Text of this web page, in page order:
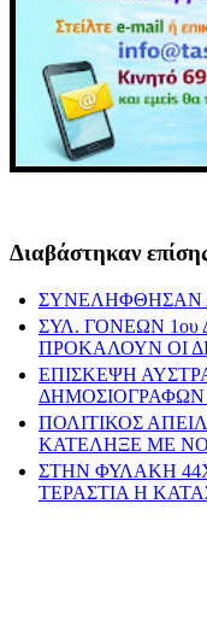
Διαβάστηκαν
ΣΥΝΕΛΗΦΘΗΣΑΝ
ΣΥΛ. ΓΟΝΕΩΝ
ΠΡΟΚΑΛΟΥΝ ΟΙ
ΕΠΙΣΚΕΨΗ
ΠΟΛΙΤΙΚΟΣ
ΚΑΤΕΛΗΞΕ ΜΕ
ΣΤΗΝ ΦΥΛΑΚΗ
ΤΕΡΑΣΤΙΑ Η